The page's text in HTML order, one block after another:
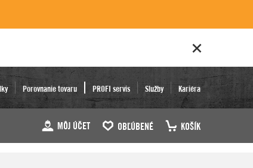
Porovnanie tovaru PROFI servis Služby Kariéra
MÔJ ÚČET OBĽÚBENÉ KOŠÍK